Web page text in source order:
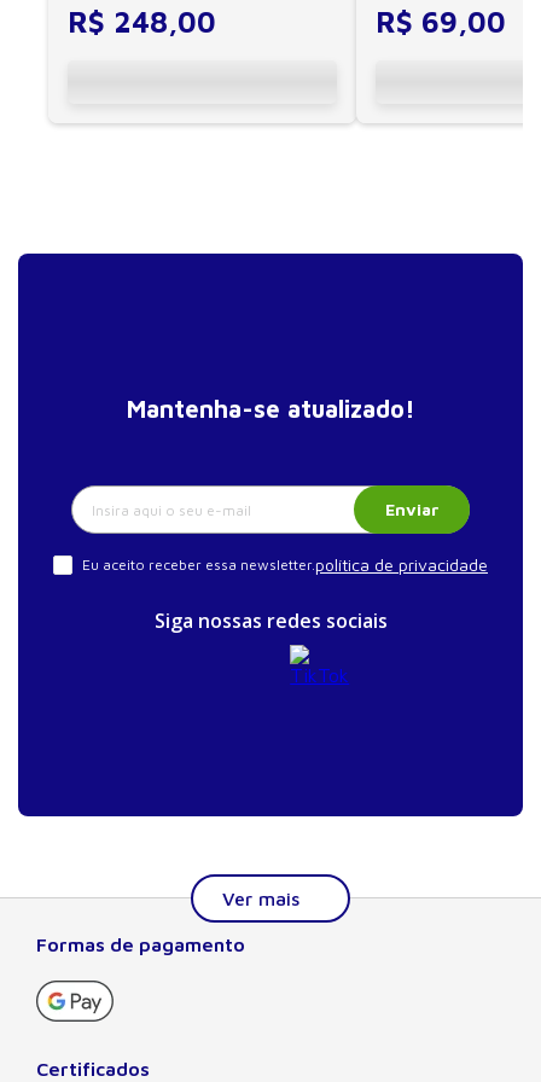
16. Esportes coletivos
Índice remissivo
R$ 248,00 R$ 69,00
Mantenha-se atualizado!
Enviar
Eu aceito receber essa newsletter.política de privacidade
Siga nossas redes sociais
A Editora Manole é líder em prover conteúdo essencial à
científicas, técnicas e profissionais. Seu catálogo, com
Formas de pagamento
Certificados